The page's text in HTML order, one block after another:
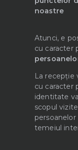
noastre
Atunci, e
cu caracter
La recepție
cu caracter
identitate
scopul
temeiul